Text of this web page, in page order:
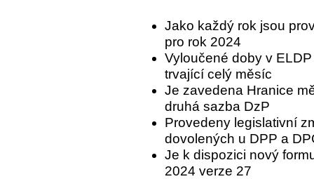
Jako každý rok jsou
pro rok 2024
Vyloučené doby v
trvající celý měsíc
Je zavedena Hranice
druhá sazba DzP
Provedeny legislativní
dovolených u DPP a
Je k dispozici nový
2024 verze 27